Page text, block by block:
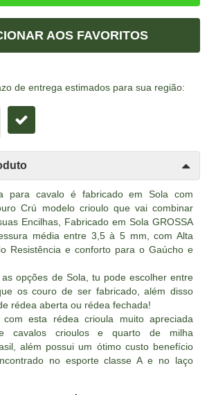
AOS FAVORITOS
de entrega estimados para sua região:
para cavalo é fabricado em Sola com
Crú modelo crioulo que vai combinar
Encilhas, Fabricado em Sola GROSSA
média entre 3,5 à 5 mm, com Alta
Resistência e conforto para o Gaúcho e
opções de Sola, tu pode escolher entre
os couro de ser fabricado, além disso
rédea aberta ou rédea fechada!
esta rédea crioula muito apreciada
cavalos crioulos e quarto de milha
além possui um ótimo custo benefício
no esporte classe A e no laço